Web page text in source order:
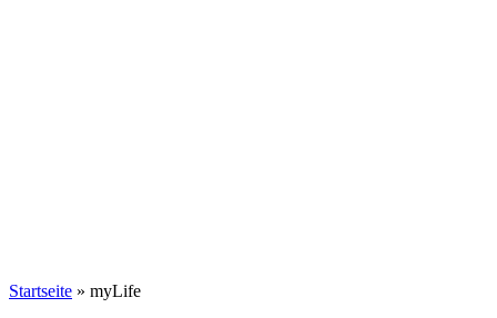
Startseite » myLife